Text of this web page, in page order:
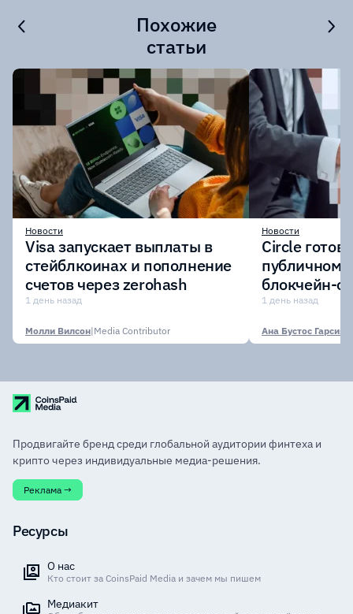
Похожие
статьи
Новости
Visa запускает выплаты в
стейблкоинах и пополнение
счетов через zerohash
1 день назад
Молли Вилсон|Media Contributor
Новости
Circle
публичному
блокчейн-
участии
1 день назад
Ана Бустос Гарсия
Продвигайте бренд среди глобальной аудитории финтеха и
крипто через индивидуальные медиа-решения.
Реклама →
Ресурсы
О нас
Кто стоит за CoinsPaid Media и зачем мы пишем
Медиакит